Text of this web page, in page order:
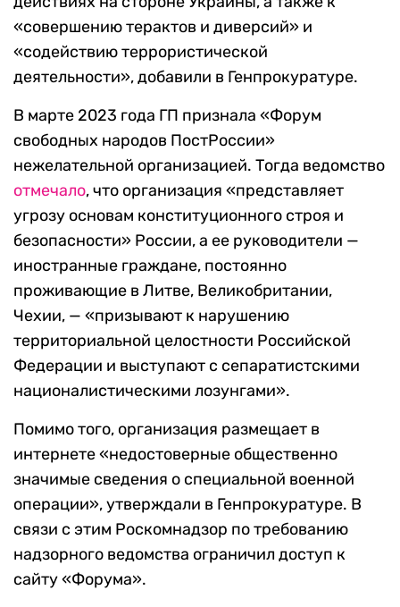
«совершению терактов и диверсий» и
«содействию террористической
деятельности», добавили в Генпрокуратуре.
В марте 2023 года ГП признала «Форум
свободных народов ПостРоссии»
нежелательной организацией. Тогда ведомство
отмечало, что организация «представляет
угрозу основам конституционного строя и
безопасности» России, а ее руководители —
иностранные граждане, постоянно
проживающие в Литве, Великобритании,
Чехии, — «призывают к нарушению
территориальной целостности Российской
Федерации и выступают с сепаратистскими
националистическими лозунгами».
Помимо того, организация размещает в
интернете «недостоверные общественно
значимые сведения о специальной военной
операции», утверждали в Генпрокуратуре. В
связи с этим Роскомнадзор по требованию
надзорного ведомства ограничил доступ к
сайту «Форума».